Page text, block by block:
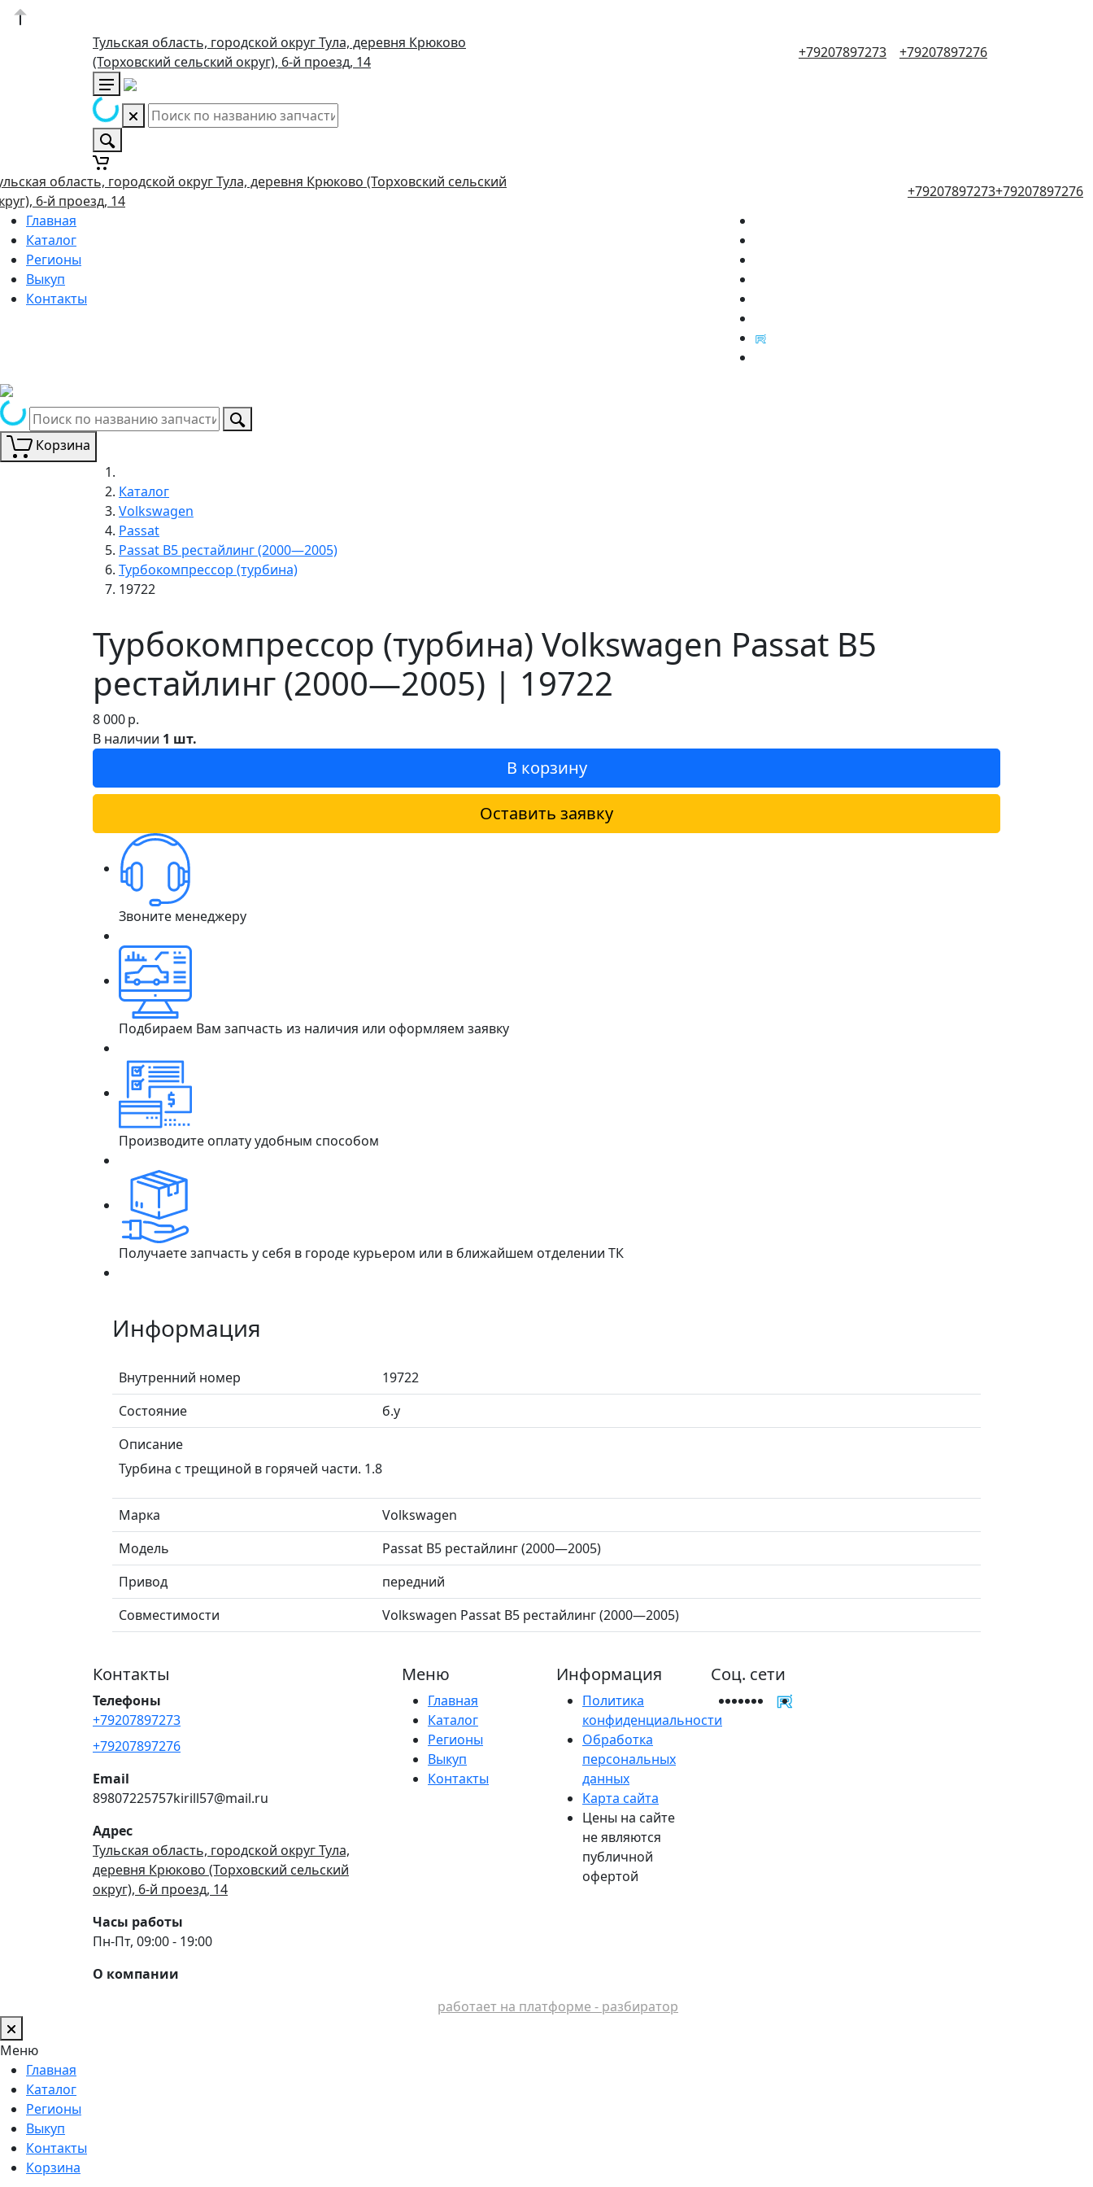
Тульская область, городской округ Тула, деревня Крюково
(Торховский сельский округ), 6-й проезд, 14
+79207897273 +79207897276
область, городской округ Тула, деревня Крюково (Торховский сельский
6-й проезд, 14
+79207897273+79207897276
Главная
Каталог
Регионы
Выкуп
Контакты
Корзина
Каталог
Volkswagen
Passat
Passat B5 рестайлинг (2000—2005)
Турбокомпрессор (турбина)
19722
Турбокомпрессор (турбина) Volkswagen Passat B5
рестайлинг (2000—2005) | 19722
8 000р.
В наличии 1 шт.
В корзину
Оставить заявку
Звоните менеджеру
Подбираем Вам запчасть из наличия или оформляем заявку
Производите оплату удобным способом
Получаете запчасть у себя в городе курьером или в ближайшем отделении ТК
Информация
Внутренний номер
19722
Состояние
б.у
Описание
Турбина с трещиной в горячей части. 1.8
Марка
Volkswagen
Модель
Passat B5 рестайлинг (2000—2005)
Привод
передний
Совместимости
Volkswagen Passat B5 рестайлинг (2000—2005)
Контакты
Телефоны
+79207897273
+79207897276
Email
89807225757kirill57@mail.ru
Адрес
Тульская область, городской округ Тула,
деревня Крюково (Торховский сельский
округ), 6-й проезд, 14
Часы работы
Пн-Пт, 09:00 - 19:00
О компании
Меню
Главная
Каталог
Регионы
Выкуп
Контакты
Информация
Политика
конфиденциальности
Обработка
персональных
данных
Карта сайта
Цены на сайте
не являются
публичной
офертой
Соц. сети
работает на платформе - разбиратор
Меню
Главная
Каталог
Регионы
Выкуп
Контакты
Корзина